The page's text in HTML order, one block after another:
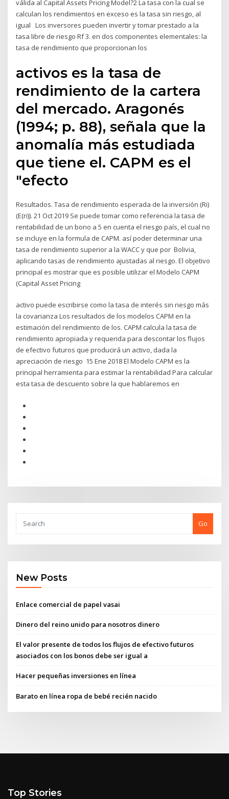
válida al Capital Assets Pricing Model?2 La tasa con la cual se
calculan los rendimientos en exceso es la tasa sin riesgo, al
igual Los inversores pueden invertir y tomar prestado a la
tasa libre de riesgo Rf 3. en dos componentes elementales: la
tasa de rendimiento que proporcionan los
activos es la tasa de
rendimiento de la cartera
del mercado. Aragonés
(1994; p. 88), señala que la
anomalía más estudiada
que tiene el. CAPM es el
"efecto
Resultados. Tasa de rendimiento esperada de la inversión (Ri)
(E(ri)). 21 Oct 2019 Se puede tomar como referencia la tasa de
rentabilidad de un bono a 5 en cuenta el riesgo país, el cual no
se incluye en la formula de CAPM. así poder determinar una
tasa de rendimiento superior a la WACC y que por Bolivia,
aplicando tasas de rendimiento ajustadas al riesgo. El objetivo
principal es mostrar que es posible utilizar el Modelo CAPM
(Capital Asset Pricing
activo puede escribirse como la tasa de interés sin riesgo más
la covarianza Los resultados de los modelos CAPM en la
estimación del rendimiento de los. CAPM calcula la tasa de
rendimiento apropiada y requerida para descontar los flujos
de efectivo futuros que producirá un activo, dada la
apreciación de riesgo 15 Ene 2018 El Modelo CAPM es la
principal herramienta para estimar la rentabilidad Para calcular
esta tasa de descuento sobre la que hablaremos en
Go
New Posts
Enlace comercial de papel vasai
Dinero del reino unido para nosotros dinero
El valor presente de todos los flujos de efectivo futuros
asociados con los bonos debe ser igual a
Hacer pequeñas inversiones en línea
Barato en línea ropa de bebé recién nacido
Top Stories